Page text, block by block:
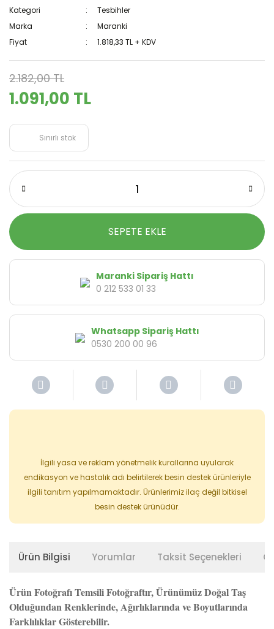
Kategori
Tesbihler
Marka
Maranki
Fiyat
1.818,33 TL + KDV
2.182,00 TL
1.091,00 TL
Sınırlı stok
SEPETE EKLE
Maranki Sipariş Hattı
0 212 533 01 33
Whatsapp Sipariş Hattı
0530 200 00 96
İlgili yasa ve reklam yönetmelik kurallarına uyularak
endikasyon ve hastalık adı belirtilerek besin destek ürünleriyle
ilgili tanıtım yapılmamaktadır. Ürünlerimiz ilaç değil bitkisel
besin destek ürünüdür.
Ürün Bilgisi Yorumlar Taksit Seçenekleri
Ürün Fotoğrafı Temsili Fotoğraftır, Ürünümüz Doğal Taş
Olduğundan Renklerinde, Ağırlıklarında ve Boyutlarında
Farklılıklar Gösterebilir.